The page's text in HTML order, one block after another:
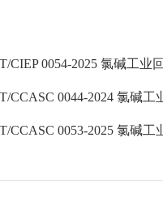
T/CIEP 0054-2025 氯碱工业
T/CCASC 0044-2024 氯碱